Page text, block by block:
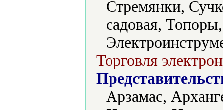
Стремянки,
садовая,
Торговля
Арзамас,